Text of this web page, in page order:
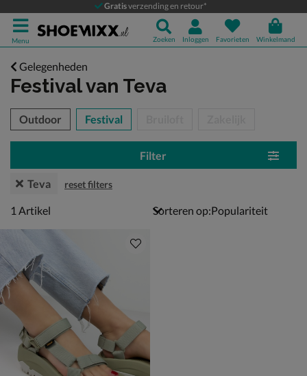
Gratisverzending en retour*
Menu Zoeken Inloggen Favorieten Winkelmand
Gelegenheden
Festivalvan Teva
over
Outdoor Festival
Filter
Teva reset filters
1 artikel
1 Artikel Sorteren op: